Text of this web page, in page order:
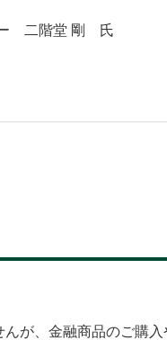
ー 二階堂 剛 氏
が、金融商品のご購